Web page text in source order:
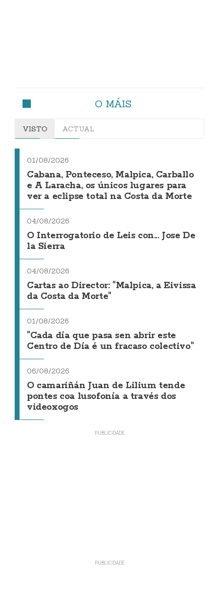
O MÁIS
VISTO ACTUAL
01/08/2026
Cabana, Ponteceso, Malpica, Carballo
e A Laracha, os únicos lugares para
ver a eclipse total na Costa da Morte
04/08/2026
O Interrogatorio de Leis con... Jose De
la Sierra
04/08/2026
Cartas ao Director: "Malpica, a Eivissa
da Costa da Morte"
01/08/2026
"Cada día que pasa sen abrir este
Centro de Día é un fracaso colectivo"
06/08/2026
O camariñán Juan de Lilium tende
pontes coa lusofonía a través dos
videoxogos